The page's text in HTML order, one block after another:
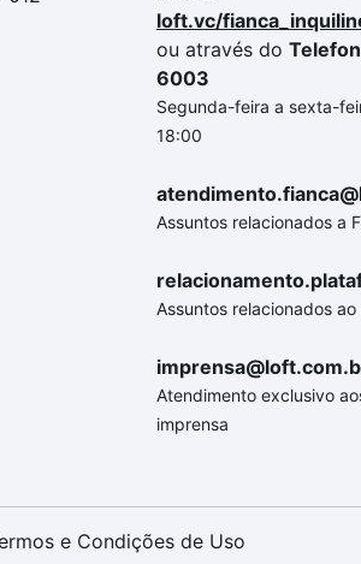
loft.vc/
ou através do
6003
Segunda-feira a sexta-
18:00
Assuntos relacionados a
Assuntos relacionados ao
Atendimento exclusivo
imprensa
e Condições de Uso